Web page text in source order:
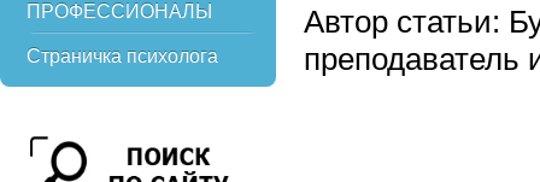
ПРОФЕССИОНАЛЫ
Страничка психолога
Автор статьи:
преподаватель